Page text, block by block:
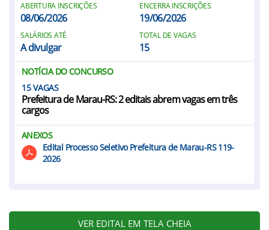
ABERTURA INSCRIÇÕES
08/06/2026
ENCERRA INSCRIÇÕES
19/06/2026
SALÁRIOS ATÉ
A divulgar
TOTAL DE VAGAS
15
NOTÍCIA DO CONCURSO
15
Prefeitura de Marau-RS: 2 editais abrem vagas em três
cargos
ANEXOS
Edital Processo Seletivo Prefeitura de Marau-RS 119-
2026
VER EDITAL EM TELA CHEIA